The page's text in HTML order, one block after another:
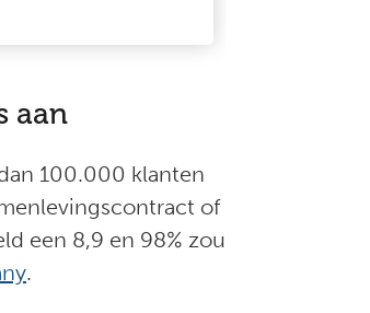
aan
100.000 klanten
of
een 8,9 en 98% zou
.